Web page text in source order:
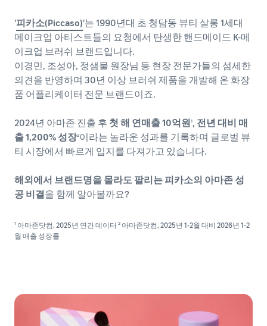
'피카소(Piccaso)'는 1990년대 초 청담동 뷰티 살롱 1세대
메이크업 아티스트들의 요청에서 탄생한 핸드메이드 K-메
이크업 브러쉬 브랜드입니다.
이경민, 조성아, 정샘물 원장님 등 현장 전문가들의 섬세한
의견을 반영하며 30년 이상 브러쉬 제품을 개발해 온 화장
품 어플리케이터 전문 브랜드이죠.
2024년 아마존 진출 후 첫 해 연매출 10억원 1, 전년 대비 매
출 1,200% 성장2이라는 놀라운 성과를 기록하며 글로벌 뷰
티 시장에서 빠르게 입지를 다져가고 있습니다.
해외에서 브랜드명을 몰라도 팔리는 피카소의 아마존 성
공 비결을 함께 알아볼까요?
1 아마존닷컴, 2025년 연간 데이터 2 아마존닷컴, 2025년 1-2월 대비 2026년 1-2
월 매출 성장률